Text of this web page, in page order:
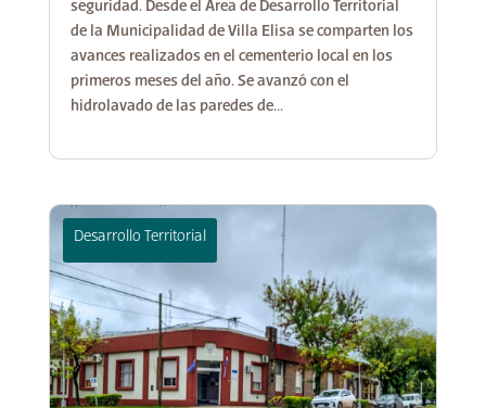
seguridad. Desde el Área de Desarrollo Territorial
de la Municipalidad de Villa Elisa se comparten los
avances realizados en el cementerio local en los
primeros meses del año. Se avanzó con el
hidrolavado de las paredes de...
Desarrollo Territorial